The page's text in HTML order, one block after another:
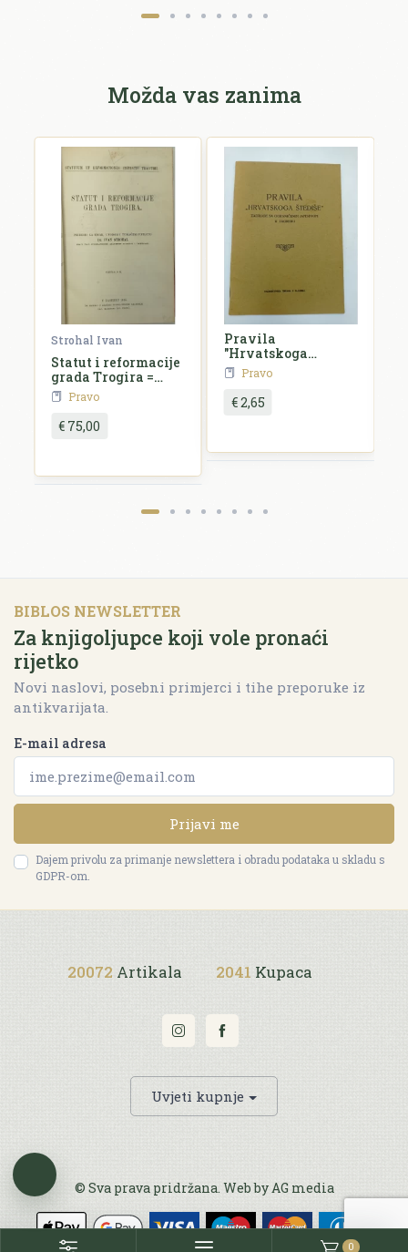
Možda vas zanima
Strohal Ivan
Statut i reformacije
grada Trogira =
Statutum et
reformationes
civitatis Tragurii
Pravo
€ 75,00
Pravila
"Hrvatskoga
štediše"
Pravo
€ 2,65
BIBLOS NEWSLETTER
Za knjigoljupce koji vole pronaći
rijetko
Novi naslovi, posebni primjerci i tihe preporuke iz
antikvarijata.
E-mail adresa
Prijavi me
Dajem privolu za primanje newslettera i obradu podataka u skladu s
GDPR-om.
20072 Artikala 2041 Kupaca
Uvjeti kupnje
© Sva prava pridržana. Web byAG media
0